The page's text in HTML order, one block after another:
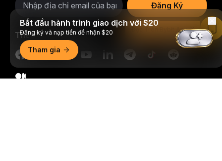
Đăng Ký
Theo dõi chúng tôi
Bắt đầu hành trình giao dịch với $20
Đăng ký và nạp tiền để nhận $20
Tham gia
Đọc Trên Bybit App